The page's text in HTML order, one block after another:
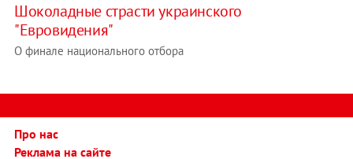
Шоколадные страсти украинского
"Евровидения"
О финале национального отбора
Про нас
Реклама на сайте